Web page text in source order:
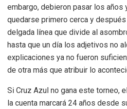
embargo, debieron pasar los años
quedarse primero cerca y
delgada línea que divide al
hasta que un día los adjetivos no
explicaciones ya no fueron
de otra más que atribuir lo
Si Cruz Azul no gana este torneo,
la cuenta marcará 24 años desde